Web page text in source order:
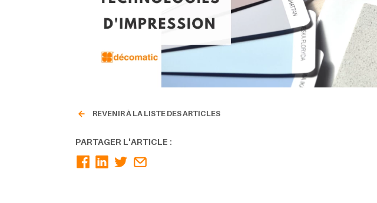
REVENIR À LA LISTE DES ARTICLES
PARTAGER L'ARTICLE :